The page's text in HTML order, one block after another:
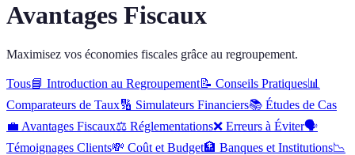
Avantages Fiscaux
Maximisez vos économies fiscales grâce au regroupement.
Tous📘 Introduction au Regroupement📝 Conseils Pratiques📊
Comparateurs de Taux🔢 Simulateurs Financiers📚 Études de Cas
💼 Avantages Fiscaux⚖️ Réglementations❌ Erreurs à Éviter🗣️
Témoignages Clients💸 Coût et Budget🏦 Banques et Institutions📉